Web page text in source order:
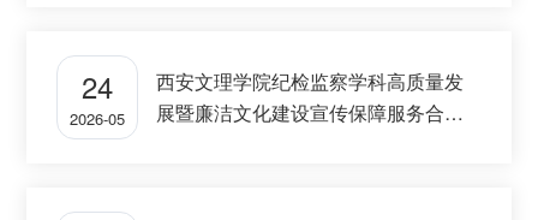
24
2026-05
西安文理学院纪检监察学科高质量发
展暨廉洁文化建设宣传保障服务合同